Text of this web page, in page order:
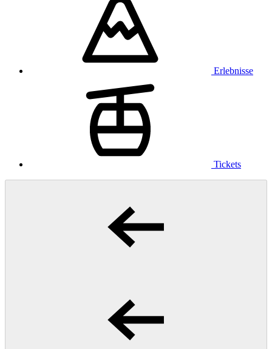
Erlebnisse
Tickets